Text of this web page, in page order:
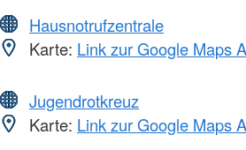
Hausnotrufzentrale
Karte: Link zur Google Maps
Jugendrotkreuz
Karte: Link zur Google Maps